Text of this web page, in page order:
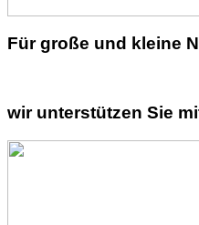
Für große und kleine
wir unterstützen Sie